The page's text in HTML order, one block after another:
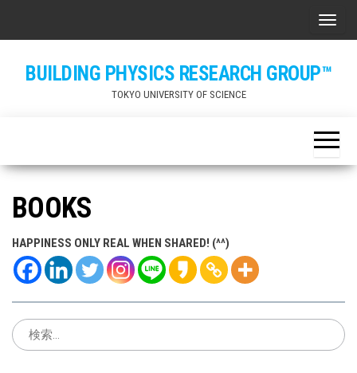
content
ナビ
BUILDING PHYSICS RESEARCH GROUP™
TOKYO UNIVERSITY OF SCIENCE
BOOKS
HAPPINESS ONLY REAL WHEN SHARED! (^^)
検
索: